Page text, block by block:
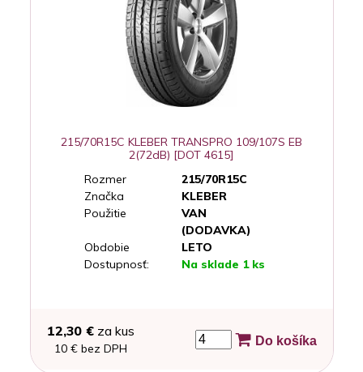
215/70R15C KLEBER TRANSPRO 109/107S EB
2(72dB) [DOT 4615]
Rozmer
215/70R15C
Značka
KLEBER
Použitie
VAN
(DODAVKA)
Obdobie
LETO
Dostupnosť:
Na sklade 1 ks
12,30 €za kus
10 € bez DPH
Do košíka